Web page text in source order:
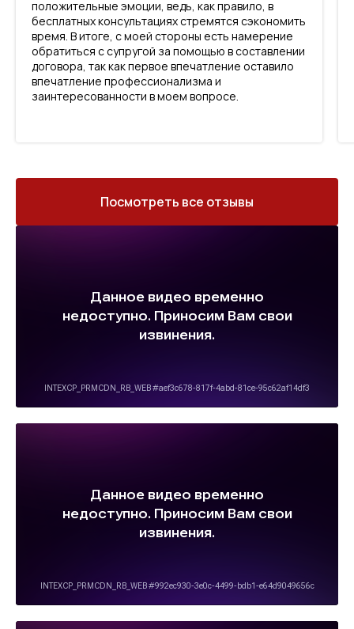
положительные эмоции, ведь, как правило, в
бесплатных консультациях стремятся сэкономить
время. В итоге, с моей стороны есть намерение
обратиться с супругой за помощью в составлении
договора, так как первое впечатление оставило
впечатление профессионализма и
заинтересованности в моем вопросе.
Посмотреть все отзывы